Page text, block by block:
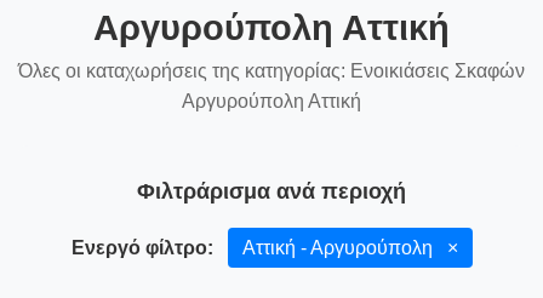
Αργυρούπολη Αττική
Όλες οι καταχωρήσεις της κατηγορίας: Ενοικιάσεις Σκαφών
Αργυρούπολη Αττική
Φιλτράρισμα ανά περιοχή
Ενεργό φίλτρο: Αττική - Αργυρούπολη ×